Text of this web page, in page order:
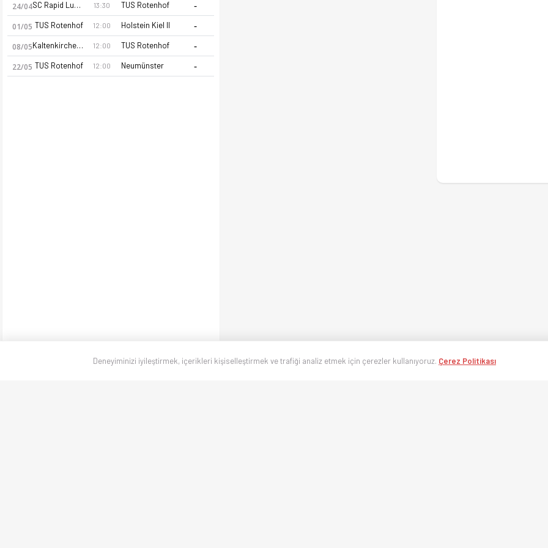
24/04 SC Rapid Lubeck 13:30 TUS Rotenhof -
01/05 TUS Rotenhof 12:00 Holstein Kiel II -
08/05 Kaltenkirchener Turnerschaft 12:00 TUS Rotenhof -
22/05 TUS Rotenhof 12:00 Neumünster -
Deneyiminizi iyileştirmek, içerikleri kişiselleştirmek ve trafiği analiz etmek için çerezler kullanıyoruz. Çerez Politikası